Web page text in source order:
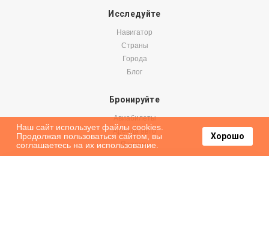
Исследуйте
Навигатор
Страны
Города
Блог
Бронируйте
Авиабилеты
Аренда авто
Паромы
Наш сайт использует файлы cookies.
Продолжая пользоваться сайтом, вы
соглашаетесь на их использование.
Хорошо